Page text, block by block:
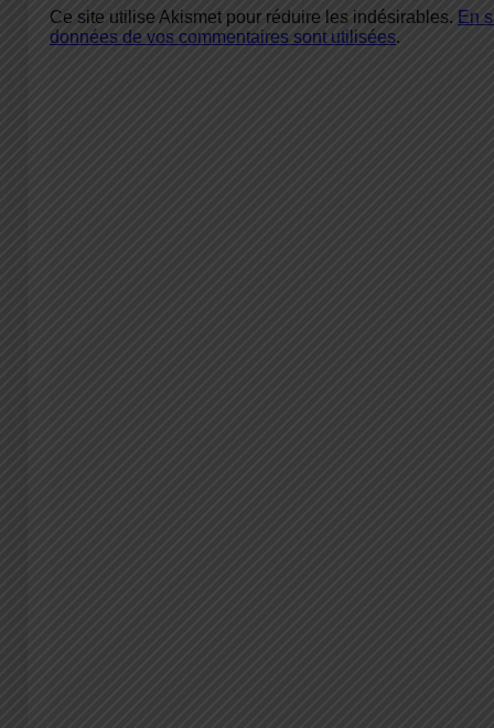
Ce site utilise Akismet pour réduire les indésirables. En
données de vos commentaires sont utilisées.